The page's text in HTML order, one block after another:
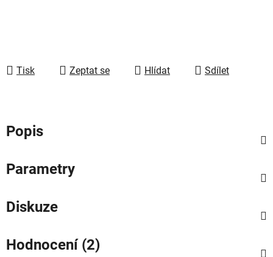
Tisk Zeptat se Hlídat Sdílet
Popis
Parametry
Diskuze
Hodnocení (2)